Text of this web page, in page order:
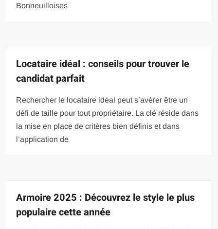
Bonneuilloises
Locataire idéal : conseils pour trouver le
candidat parfait
Rechercher le locataire idéal peut s’avérer être un
défi de taille pour tout propriétaire. La clé réside dans
la mise en place de critères bien définis et dans
l’application de
Armoire 2025 : Découvrez le style le plus
populaire cette année